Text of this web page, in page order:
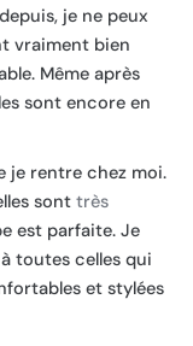
je ne peux
vraiment bien
Même après
sont encore en
je rentre chez moi.
sont très
est parfaite. Je
toutes celles qui
et stylées